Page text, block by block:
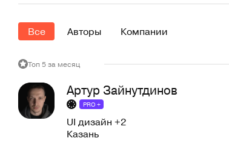
Все Авторы Компании
Топ 5 за месяц
Артур Зайнутдинов
PRO +
UI дизайн +2
Казань